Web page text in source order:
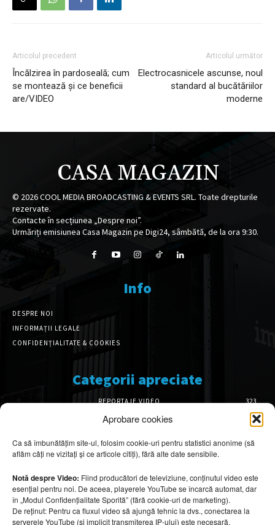
Aprobare cookies
Ca să îmbunătățim site-ul, folosim cookie-uri pentru statistici anonime (să
aflăm câți ne vizitați și ce articole citiți), fără alte date sensibile.
Notă despre Video: Fiind producători de televiziune, conținutul video este
esențial pentru noi. De aceea, playerele YouTube se încarcă automat, dar
în „Modul Confidențialitate Sporită” (fără cookie-uri de marketing).
De reținut: Pentru ca fluxul video să ajungă tehnic la dvs., conectarea la
serverele YouTube (și implicit transmiterea IP-ului) este necesară.
Articolul precedent
Încălzirea în pardoseală; cum
se montează și ce beneficii
are/VIDEO
Articolul următor
Electrocasnicele ascunse, noul
standard al bucătăriilor
moderne
CASA MAGAZIN
© 2026COOL MEDIA BROADCASTING & EVENTS SRL. Toate drepturile
rezervate.
Contacte în secțiunea „Despre noi”.
Urmăriți emisiunea Casa Magazin pe Digi24, sâmbătă, de la ora 9:30.
Info
DESPRE NOI
INFORMAȚII LEGALE
CONFIDENȚIALITATE & COOKIES
Categorii apreciate
REPORTAJE VIDEO
323
AMENAJĂRI INTERIOARE
128
DESIGN INTERIOR
64
ARHITECTURĂ & DESIGN
OPINII & ANALIZE
43
Articole recomandate